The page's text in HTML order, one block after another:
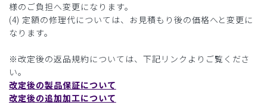
様のご負担へ変更になります。
(4) 定額の修理代については、お見積もり後の価格へと変更に
なります。
※改定後の返品規約については、下記リンクよりご覧くださ
い。
改定後の製品保証について
改定後の追加加工について